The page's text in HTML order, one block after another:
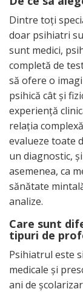
Dintre toţi
doar psihiatri
sunt medici,
completă de
să ofere o
psihică cât şi
experienţă
relaţia
evalueze toate
un diagnostic,
asemenea, ca
sănătate
analize.
Care sunt
tipuri de
Psihiatrul este
medicale şi
ani de